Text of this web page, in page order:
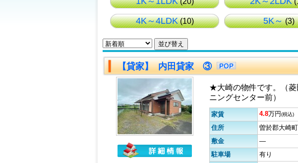
4K～4LDK(10) 5K～(3)
【貸家】 内田貸家 ③
★大崎の物件です。（菱
ニングセンター前
家賃 4.8万円(税込)
住所
曽於郡大崎
敷金
―
駐車場
有り